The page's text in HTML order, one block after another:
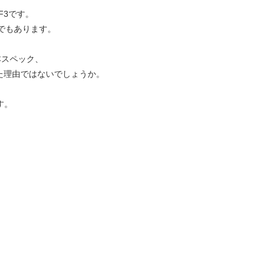
です。
あります。
ペック、
由ではないでしょうか。